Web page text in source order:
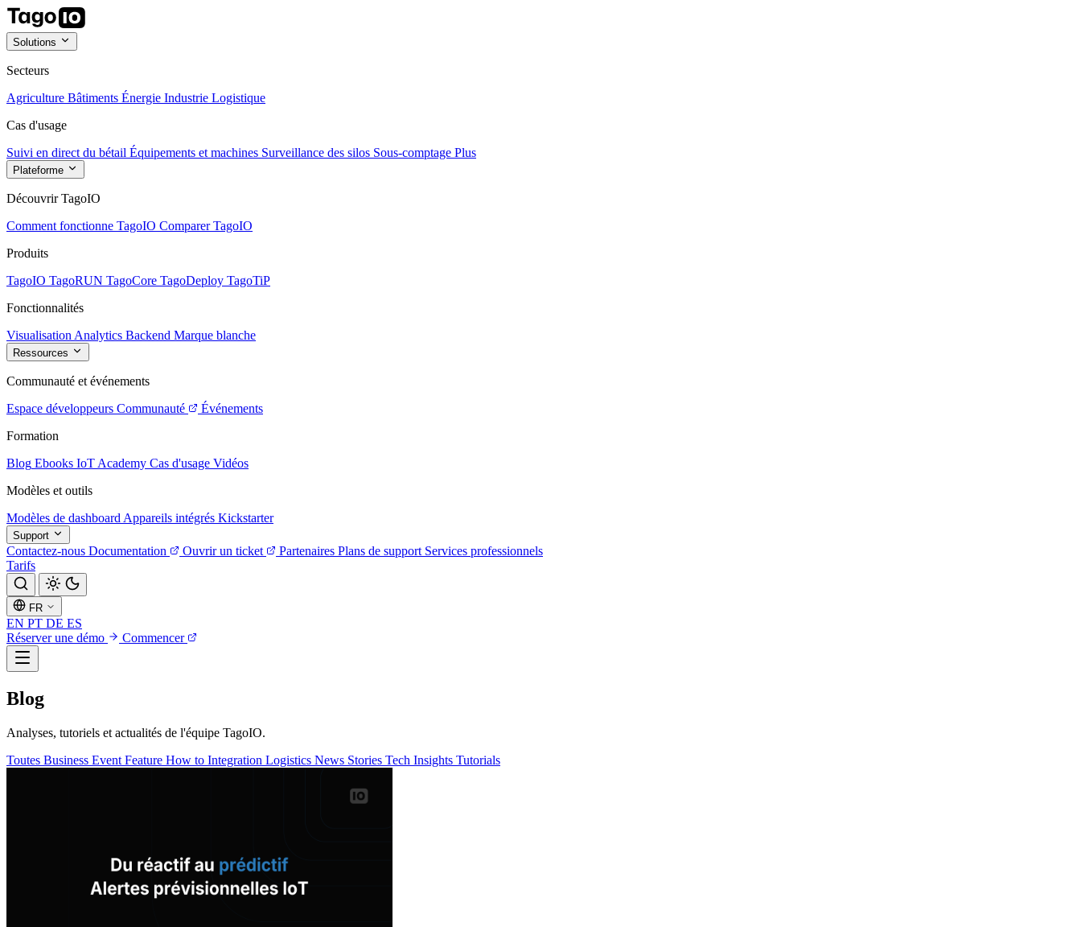
Solutions
Secteurs
Agriculture Bâtiments Énergie Industrie Logistique
Cas d'usage
Suivi en direct du bétail Équipements et machines Surveillance des silos Sous-comptage Plus
Plateforme
Découvrir TagoIO
Comment fonctionne TagoIO Comparer TagoIO
Produits
TagoIO TagoRUN TagoCore TagoDeploy TagoTiP
Fonctionnalités
Visualisation Analytics Backend Marque blanche
Ressources
Communauté et événements
Espace développeurs Communauté
Événements
Formation
Blog Ebooks IoT Academy Cas d'usage Vidéos
Modèles et outils
Modèles de dashboard Appareils intégrés Kickstarter
Support
Contactez-nous Documentation Ouvrir un ticket Partenaires Plans de support Services professionnels
Tarifs
FR
EN PT DE ES
Réserver une démo
Commencer
Blog
Analyses, tutoriels et actualités de l'équipe TagoIO.
Toutes Business Event Feature How to Integration Logistics News Stories Tech Insights Tutorials